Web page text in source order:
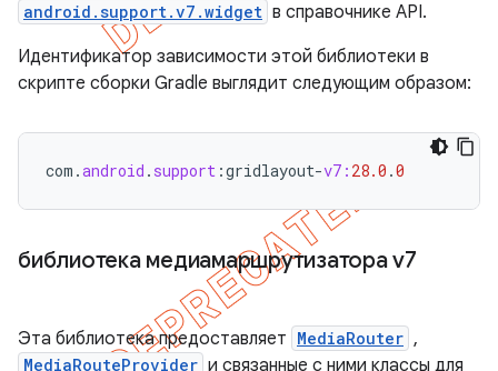
android.support.v7.widget в справочнике API.
Идентификатор зависимости этой библиотеки в
скрипте сборки Gradle выглядит следующим образом:
com .android . support :gridlayout-v7: 28.0 .0
библиотека медиамаршрутизатора v7
Эта библиотека предоставляет MediaRouter ,
MediaRouteProvider и связанные с ними классы для